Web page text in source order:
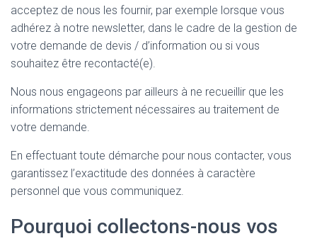
acceptez de nous les fournir, par exemple lorsque vous
adhérez à notre newsletter, dans le cadre de la gestion de
votre demande de devis / d’information ou si vous
souhaitez être recontacté(e).
Nous nous engageons par ailleurs à ne recueillir que les
informations strictement nécessaires au traitement de
votre demande.
En effectuant toute démarche pour nous contacter, vous
garantissez l’exactitude des données à caractère
personnel que vous communiquez.
Pourquoi collectons-nous vos